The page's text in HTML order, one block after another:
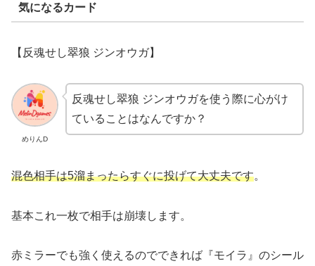
気になるカード
【 反魂せし翠狼 ジンオウガ】
めりんD
反魂せし翠狼 ジンオウガを使う際に心がけ
ていることはなんですか？
混色相手は5溜まったらすぐに投げて大丈夫です。
基本これ一枚で相手は崩壊します。
赤ミラーでも強く使えるのでできれば『モイラ』のシール